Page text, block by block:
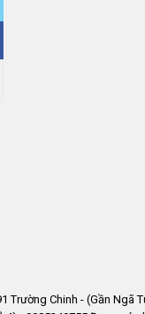
Trường Chinh - (Gần Ngã